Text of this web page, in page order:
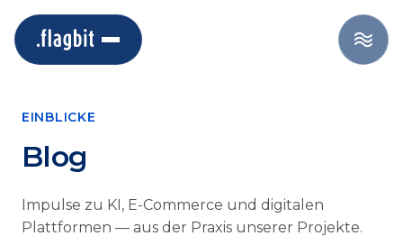
EINBLICKE
Blog
Impulse zu KI, E-Commerce und digitalen
Plattformen — aus der Praxis unserer Projekte.